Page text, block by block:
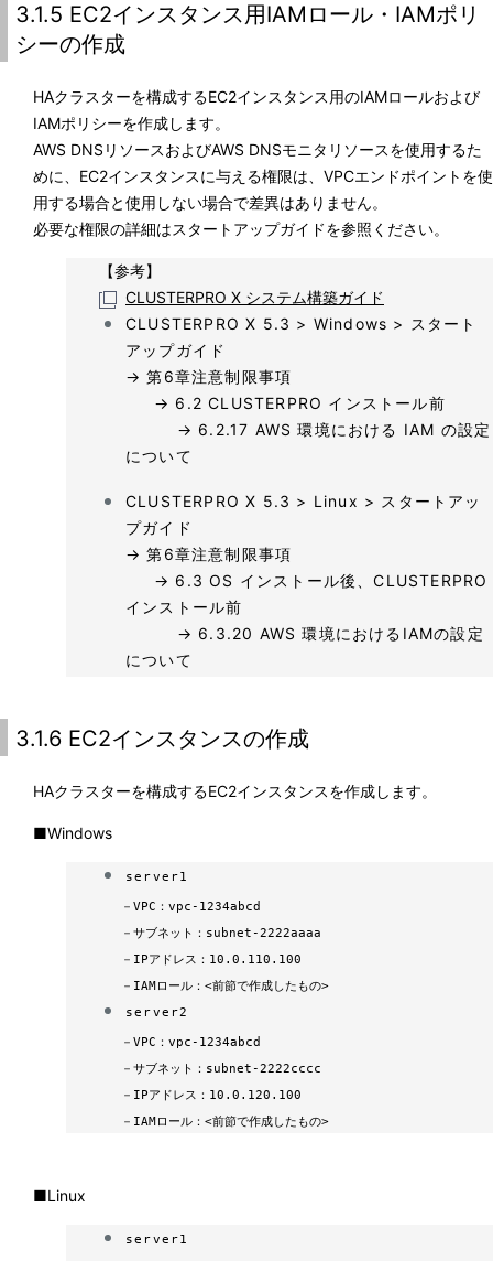
3.1.5 EC2インスタンス用IAMロール・IAMポリ
シーの作成
HAクラスターを構成するEC2インスタンス用のIAMロールおよび
IAMポリシーを作成します。
AWS DNSリソースおよびAWS DNSモニタリソースを使用するた
めに、EC2インスタンスに与える権限は、VPCエンドポイントを使
用する場合と使用しない場合で差異はありません。
必要な権限の詳細はスタートアップガイドを参照ください。
【参考】
CLUSTERPRO X システム構築ガイド
CLUSTERPRO X 5.3 > Windows > スタート
アップガイド
→ 第6章注意制限事項
→ 6.2 CLUSTERPRO インストール前
→ 6.2.17 AWS 環境における IAM の設定
について
CLUSTERPRO X 5.3 > Linux > スタートアッ
プガイド
→ 第6章注意制限事項
→ 6.3 OS インストール後、CLUSTERPRO
インストール前
→ 6.3.20 AWS 環境におけるIAMの設定
について
3.1.6 EC2インスタンスの作成
HAクラスターを構成するEC2インスタンスを作成します。
■Windows
server1
－ VPC：vpc-1234abcd
－ サブネット：subnet-2222aaaa
－ IPアドレス：10.0.110.100
－IAMロール：<前節で作成したもの>
server2
－ VPC：vpc-1234abcd
－ サブネット：subnet-2222cccc
－ IPアドレス：10.0.120.100
－IAMロール：<前節で作成したもの>
■Linux
server1